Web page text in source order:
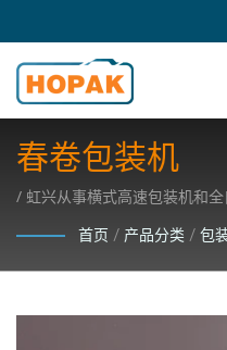
春卷包装机
/ 虹兴从事横式高速包装机和
售事业，注重研发高科技包装机
首页 / 产品分类 / 包